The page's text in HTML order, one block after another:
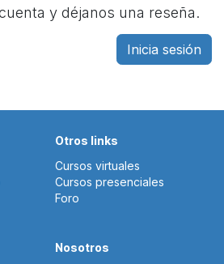
y déjanos una reseña.
Inicia sesión
Otros links
Cursos virtuales
Cursos presenciales
Foro
Nosotros